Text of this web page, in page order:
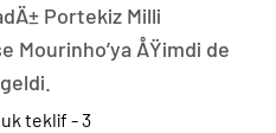
Portekiz Milli
Mourinho’ya ÅŸimdi de